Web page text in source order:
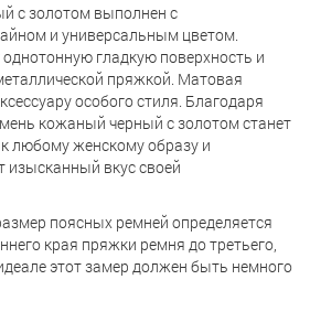
с золотом выполнен с
и универсальным цветом.
гладкую поверхность и
пряжкой. Матовая
особого стиля. Благодаря
кожаный черный с золотом станет
любому женскому образу и
изысканный вкус своей
поясных ремней определяется
края пряжки ремня до третьего,
этот замер должен быть немного